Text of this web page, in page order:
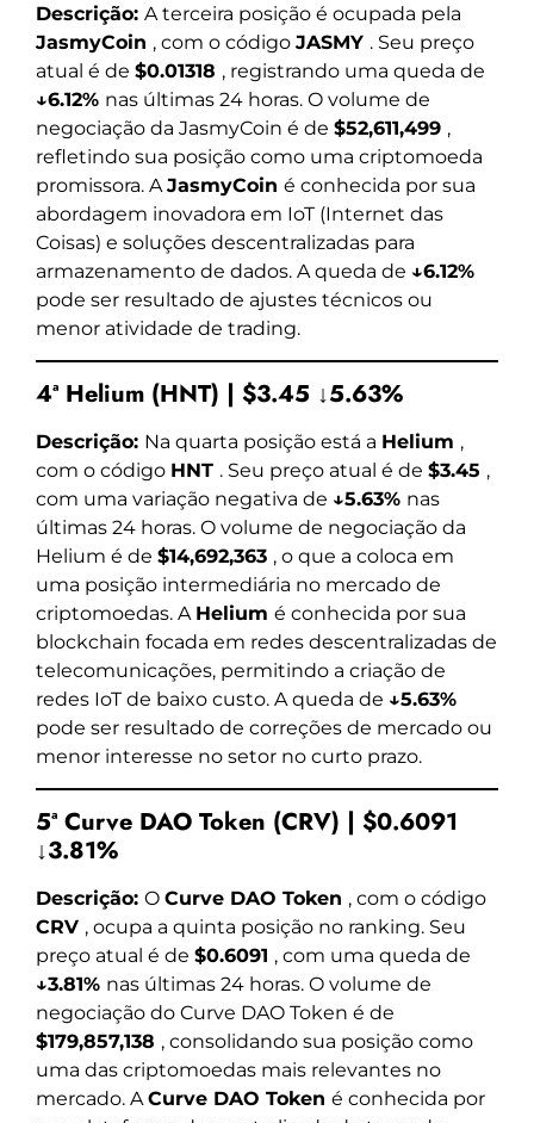
Descrição: A terceira posição é ocupada pela
JasmyCoin , com o código JASMY . Seu preço
atual é de $0.01318 , registrando uma queda de
↓6.12% nas últimas 24 horas. O volume de
negociação da JasmyCoin é de $52,611,499 ,
refletindo sua posição como uma criptomoeda
promissora. AJasmyCoin é conhecida por sua
abordagem inovadora em IoT (Internet das
Coisas) e soluções descentralizadas para
armazenamento de dados. A queda de ↓6.12%
pode ser resultado de ajustes técnicos ou
menor atividade de trading.
4ª Helium (HNT) | $3.45 ↓5.63%
Descrição: Na quarta posição está a Helium ,
com o código HNT . Seu preço atual é de $3.45 ,
com uma variação negativa de ↓5.63% nas
últimas 24 horas. O volume de negociação da
Helium é de $14,692,363 , o que a coloca em
uma posição intermediária no mercado de
criptomoedas. A Helium é conhecida por sua
blockchain focada em redes descentralizadas de
telecomunicações, permitindo a criação de
redes IoT de baixo custo. A queda de ↓5.63%
pode ser resultado de correções de mercado ou
menor interesse no setor no curto prazo.
5ª Curve DAO Token (CRV) | $0.6091
↓3.81%
Descrição: O Curve DAO Token , com o código
CRV , ocupa a quinta posição no ranking. Seu
preço atual é de $0.6091 , com uma queda de
↓3.81% nas últimas 24 horas. O volume de
negociação do Curve DAO Token é de
$179,857,138 , consolidando sua posição como
uma das criptomoedas mais relevantes no
mercado. A Curve DAO Token é conhecida por